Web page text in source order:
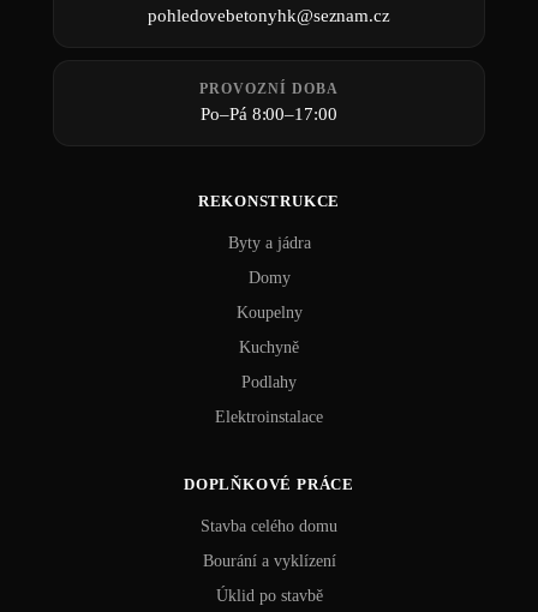
pohledovebetonyhk@seznam.cz
PROVOZNÍ DOBA
Po–Pá 8:00–17:00
REKONSTRUKCE
Byty a jádra
Domy
Koupelny
Kuchyně
Podlahy
Elektroinstalace
DOPLŇKOVÉ PRÁCE
Stavba celého domu
Bourání a vyklízení
Úklid po stavbě